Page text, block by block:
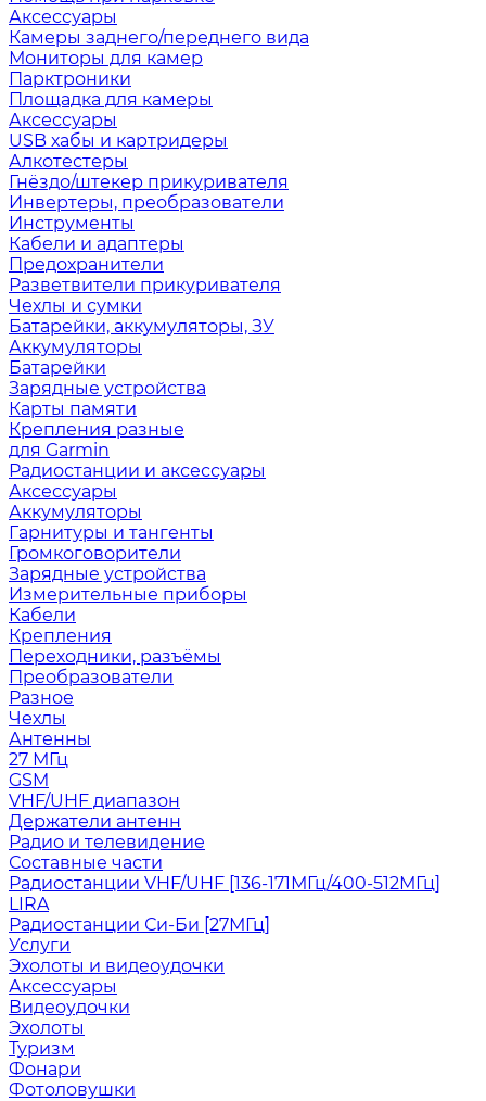
Аксессуары
Камеры заднего/переднего вида
Мониторы для камер
Парктроники
Площадка для камеры
Аксессуары
USB хабы и картридеры
Алкотестеры
Гнёздо/штекер прикуривателя
Инвертеры, преобразователи
Инструменты
Кабели и адаптеры
Предохранители
Разветвители прикуривателя
Чехлы и сумки
Батарейки, аккумуляторы, ЗУ
Аккумуляторы
Батарейки
Зарядные устройства
Карты памяти
Крепления разные
для Garmin
Радиостанции и аксессуары
Аксессуары
Аккумуляторы
Гарнитуры и тангенты
Громкоговорители
Зарядные устройства
Измерительные приборы
Кабели
Крепления
Переходники, разъёмы
Преобразователи
Разное
Чехлы
Антенны
27 МГц
GSM
VHF/UHF диапазон
Держатели антенн
Радио и телевидение
Составные части
Радиостанции VHF/UHF [136-171МГц/400-512МГц]
LIRA
Радиостанции Си-Би [27МГц]
Услуги
Эхолоты и видеоудочки
Аксессуары
Видеоудочки
Эхолоты
Туризм
Фонари
Фотоловушки